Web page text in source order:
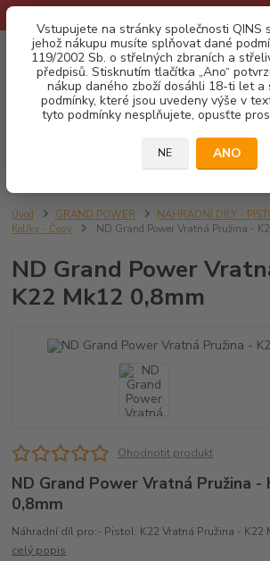
Vstupujete na stránky společnosti QINS
jehož nákupu musíte splňovat dané
119/2002 Sb. o střelných zbraních a
předpisů. Stisknutím tlačítka „Ano“
nákup daného zboží dosáhli 18-ti let a
podmínky, které jsou uvedeny výše v
tyto podmínky nesplňujete, opusťte
NE ANO
CZK
Úvod GRAND POWER NÁHRADNÍ DÍLY -
Kolíky - Čepy
ND Grand Power Vratná Pružina -
ND Grand Power
K22 Mk12 0,8mm
Ohodnotit produkt
ND Grand Power Vratná Pružina -
0,8mm
Náhradní díl pro:- Pistol: K22 Vratná Pružina - K22
celý popis